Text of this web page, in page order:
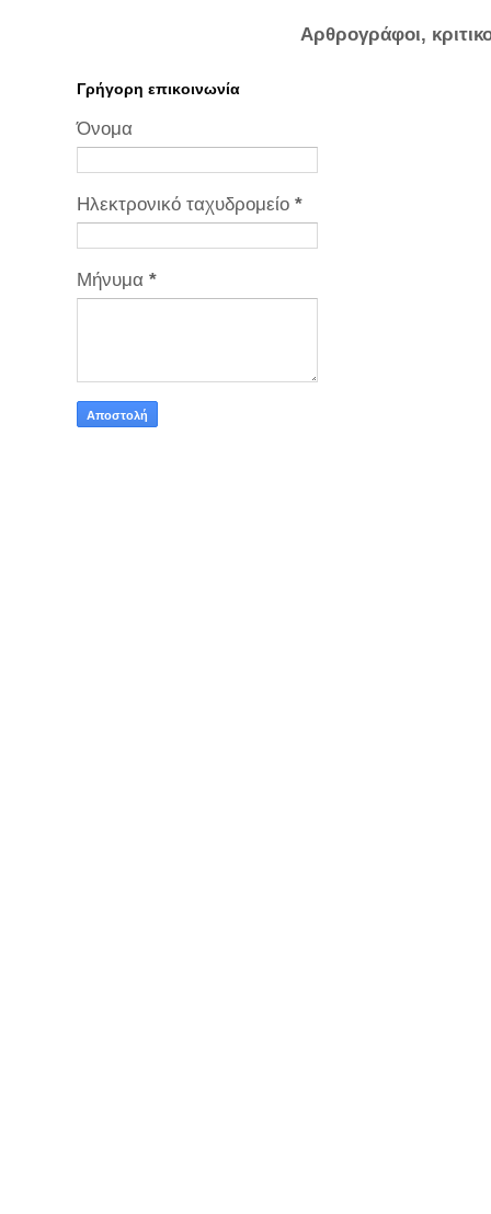
Αρθρογράφοι,
Γρήγορη επικοινωνία
Όνομα
Ηλεκτρονικό ταχυδρομείο *
Μήνυμα *